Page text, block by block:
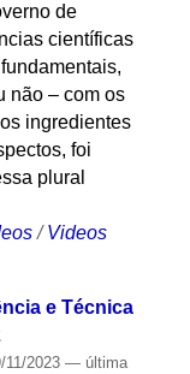
de
científicas
não – com os
ingredientes
foi
plural
/ Videos
e Técnica
2023 — última